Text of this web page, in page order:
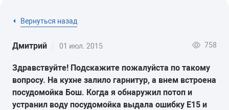
Вернуться назад
Дмитрий 01 июл. 2015 758
Здравствуйте! Подскажите пожалуйста по такому
вопросу. На кухне залило гарнитур, а внем встроена
посудомойка Бош. Когда я обнаружил потоп и
устранил воду посудомойка выдала ошибку Е15 и